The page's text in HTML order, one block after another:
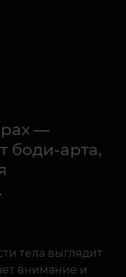
—
боди-арта,
тела выглядит
внимание и